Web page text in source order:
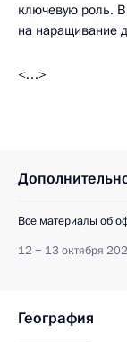
ключевую роль.
на наращивание
<…>
Все материалы об
12 − 13 октября
География